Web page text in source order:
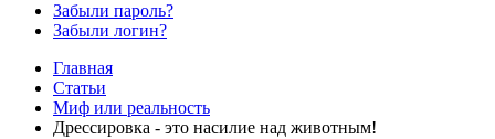
Забыли пароль?
Забыли логин?
Главная
Статьи
Миф или реальность
Дрессировка - это насилие над животным!